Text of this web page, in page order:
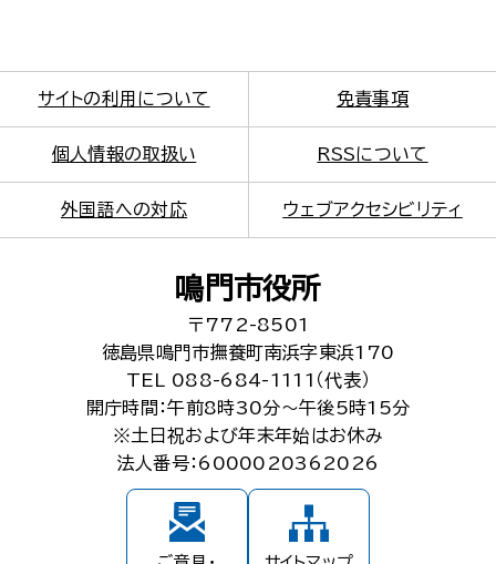
サイトの利用について 免責事項
個人情報の取扱い RSSについて
外国語への対応 ウェブアクセシビリティ
鳴門市役所
〒772-8501
徳島県鳴門市撫養町南浜字東浜170
TEL 088-684-1111（代表）
開庁時間：午前8時30分～午後5時15分
※土日祝および年末年始はお休み
法人番号：6000020362026